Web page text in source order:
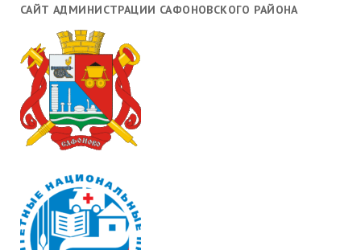
САЙТ АДМИНИСТРАЦИИ САФОНОВСКОГО РАЙОНА